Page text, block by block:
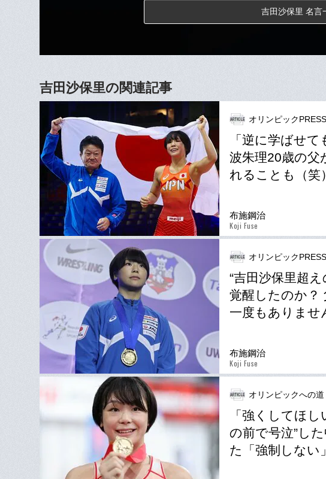
吉田沙保里 名言
吉田沙保里の関連記事
オリンピックPRESS
「逆に学ばせ
波朱理20歳の父
れることも（笑
布施鋼治
Koji Fuse
オリンピックPRESS
“吉田沙保里超
覚醒したのか？
一度もありませ
布施鋼治
Koji Fuse
オリンピックへの道
「強くしてほ
の前で号泣”し
た「強制しない